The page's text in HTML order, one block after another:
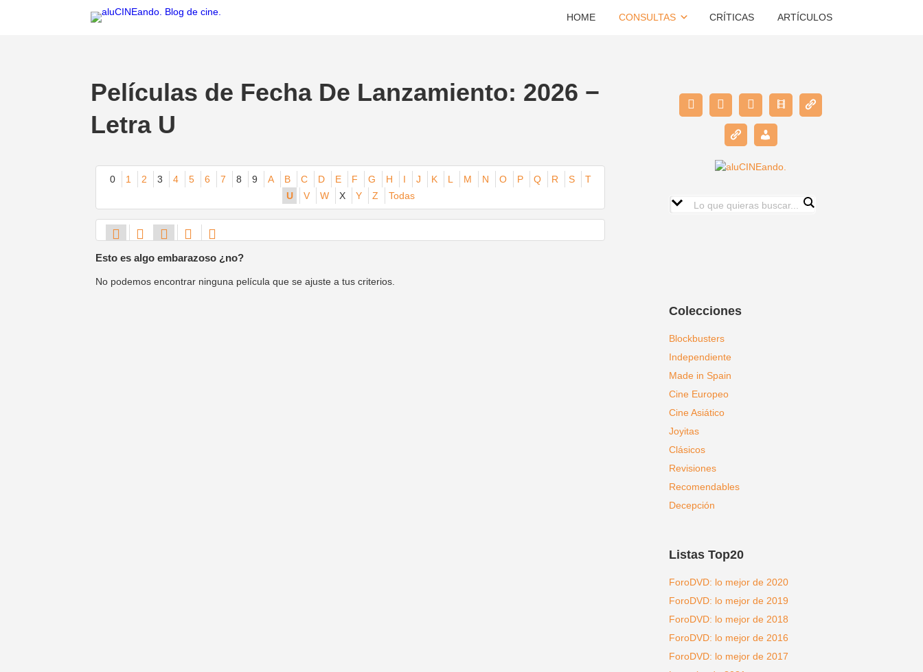
HOME CONSULTAS CRÍTICAS ARTÍCULOS
Películas de Fecha De Lanzamiento: 2026 −
Letra U
0 1 2 3 4 5 6 7 8 9 A B C D E F G H I J K L M N O P Q R S
T
U
V W X Y Z Todas
Esto es algo embarazoso ¿no?
No podemos encontrar ninguna película que se ajuste a tus criterios.
Colecciones
Blockbusters
Independiente
Made in Spain
Cine Europeo
Cine Asiático
Joyitas
Clásicos
Revisiones
Recomendables
Decepción
Listas Top20
ForoDVD: lo mejor de 2020
ForoDVD: lo mejor de 2019
ForoDVD: lo mejor de 2018
ForoDVD: lo mejor de 2016
ForoDVD: lo mejor de 2017